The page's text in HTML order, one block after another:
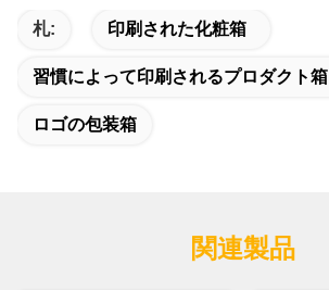
札: 印刷された化粧箱
習慣によって印刷されるプロダクト箱
ロゴの包装箱
関連製品